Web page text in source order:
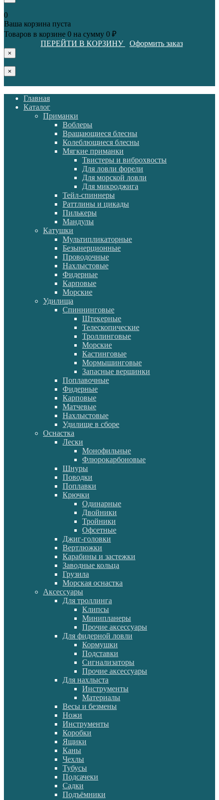
0
Ваша корзина пуста
Товаров в корзине 0 на сумму 0 ₽
ПЕРЕЙТИ В КОРЗИНУ
Оформить заказ
×
×
Главная
Каталог
Приманки
Воблеры
Вращающиеся блесны
Колеблющиеся блесны
Мягкие приманки
Твистеры и виброхвосты
Для ловли форели
Для морской ловли
Для микроджига
Тейл-спиннеры
Раттлины и цикады
Пилькеры
Мандулы
Катушки
Мультипликаторные
Безынерционные
Проводочные
Нахлыстовые
Фидерные
Карповые
Морские
Удилища
Спиннинговые
Штекерные
Телескопические
Троллинговые
Морские
Кастинговые
Мормышинговые
Запасные вершинки
Поплавочные
Фидерные
Карповые
Матчевые
Нахлыстовые
Удилище в сборе
Оснастка
Лески
Монофильные
Флюрокарбоновые
Шнуры
Поводки
Поплавки
Крючки
Одинарные
Двойники
Тройники
Офсетные
Джиг-головки
Вертлюжки
Карабины и застежки
Заводные кольца
Грузила
Морская оснастка
Аксессуары
Для троллинга
Клипсы
Минипланеры
Прочие аксессуары
Для фидерной ловли
Кормушки
Подставки
Сигнализаторы
Прочие аксессуары
Для нахлыста
Инструменты
Материалы
Весы и безмены
Ножи
Инструменты
Коробки
Ящики
Каны
Чехлы
Тубусы
Подсачеки
Садки
Подъёмники